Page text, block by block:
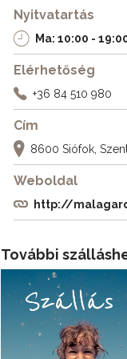
Nyitvatartás
Ma: 10:00 -
Elérhetőség
+36 84 510 980
Cím
8600 Siófok,
Weboldal
http://
További